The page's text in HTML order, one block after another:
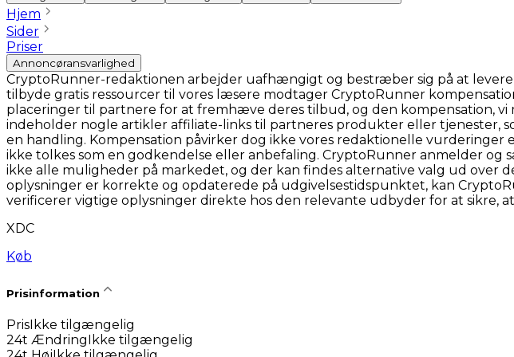
Hjem
Sider
Priser
Annoncøransvarlighed
CryptoRunner-redaktionen arbejder uafhængigt og bestræber sig på at
tilbyde gratis ressourcer til vores læsere modtager CryptoRunner
placeringer til partnere for at fremhæve deres tilbud, og den kompensation,
indeholder nogle artikler affiliate-links til partneres produkter eller tjenester,
en handling. Kompensation påvirker dog ikke vores redaktionelle
ikke tolkes som en godkendelse eller anbefaling. CryptoRunner anmelder
ikke alle muligheder på markedet, og der kan findes alternative valg ud over
oplysninger er korrekte og opdaterede på udgivelsestidspunktet, kan
verificerer vigtige oplysninger direkte hos den relevante udbyder for at sikre,
XDC
Køb
Prisinformation
Pris Ikke tilgængelig
24t Ændring Ikke tilgængelig